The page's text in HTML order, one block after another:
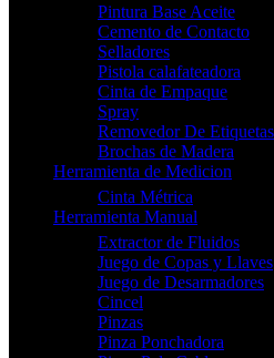
Pintura Base Aceite
Cemento de Contacto
Selladores
Pistola calafateadora
Cinta de Empaque
Spray
Removedor De
Brochas de Madera
Herramienta de Medicion
Cinta Métrica
Herramienta Manual
Extractor de Fluidos
Juego de Copas y Llaves
Juego de Desarmadores
Cincel
Pinzas
Pinza Ponchadora